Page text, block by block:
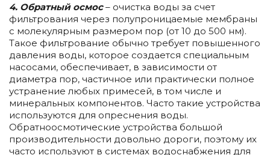
4. Обратный осмос– очистка воды за счет
фильтрования через полупроницаемые мембраны
с молекулярным размером пор (от 10 до 500 нм).
Такое фильтрование обычно требует повышенного
давления воды, которое создается специальным
насосами, обеспечивает, в зависимости от
диаметра пор, частичное или практически полное
устранение любых примесей, в том числе и
минеральных компонентов. Часто такие устройства
используются для опреснения воды.
Обратноосмотические устройства большой
производительности довольно дороги, поэтому их
часто используют в системах водоснабжения для